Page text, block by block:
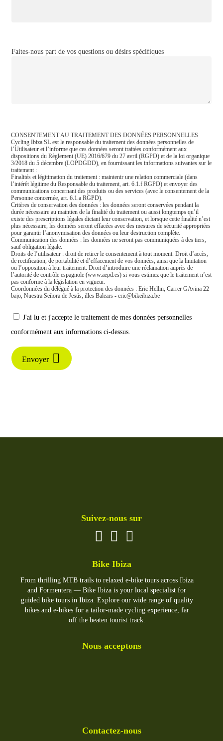
Faites-nous part de vos questions ou désirs spécifiques
CONSENTEMENT AU TRAITEMENT DES DONNÉES PERSONNELLES
Cycling Ibiza SL est le responsable du traitement des données personnelles de
l’Utilisateur et l’informe que ces données seront traitées conformément aux
dispositions du Règlement (UE) 2016/679 du 27 avril (RGPD) et de la loi organique
3/2018 du 5 décembre (LOPDGDD), en fournissant les informations suivantes sur le
traitement :
Finalités et légitimation du traitement : maintenir une relation commerciale (dans
l’intérêt légitime du Responsable du traitement, art. 6.1.f RGPD) et envoyer des
communications concernant des produits ou des services (avec le consentement de la
Personne concernée, art. 6.1.a RGPD).
Critères de conservation des données : les données seront conservées pendant la
durée nécessaire au maintien de la finalité du traitement ou aussi longtemps qu’il
existe des prescriptions légales dictant leur conservation, et lorsque cette finalité n’est
plus nécessaire, les données seront effacées avec des mesures de sécurité appropriées
pour garantir l’anonymisation des données ou leur destruction complète.
Communication des données : les données ne seront pas communiquées à des tiers,
sauf obligation légale.
Droits de l’utilisateur : droit de retirer le consentement à tout moment. Droit d’accès,
de rectification, de portabilité et d’effacement de vos données, ainsi que la limitation
ou l’opposition à leur traitement. Droit d’introduire une réclamation auprès de
l’autorité de contrôle espagnole (www.aepd.es) si vous estimez que le traitement n’est
pas conforme à la législation en vigueur.
Coordonnées du délégué à la protection des données : Eric Hellin, Carrer GAvina 22
bajo, Nuestra Señora de Jesús, illes Balears - eric@bikeibiza.be
J'ai lu et j'accepte le traitement de mes données personnelles
conformément aux informations ci-dessus.
Envoyer
Suivez-nous sur
Bike Ibiza
From thrilling MTB trails to relaxed e-bike tours across Ibiza
and Formentera — Bike Ibiza is your local specialist for
guided bike tours in Ibiza. Explore our wide range of quality
bikes and e-bikes for a tailor-made cycling experience, far
off the beaten tourist track.
Nous acceptons
Contactez-nous